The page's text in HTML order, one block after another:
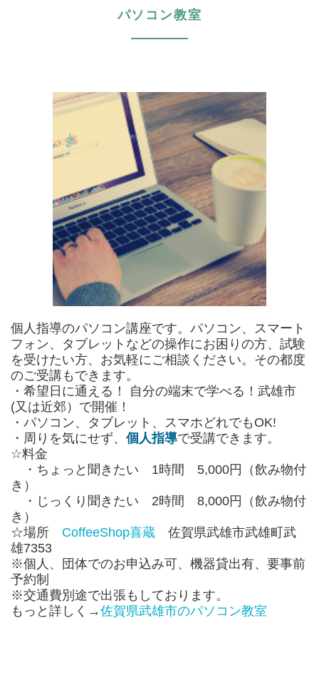
パソコン教室
個人指導のパソコン講座です。パソコン、スマート
フォン、タブレットなどの操作にお困りの方、試験
を受けたい方、お気軽にご相談ください。その都度
のご受講もできます。
・希望日に通える！ 自分の端末で学べる！武雄市
(又は近郊）で開催！
・パソコン、タブレット、スマホどれでもOK!
・周りを気にせず、 個人指導で受講できます。
☆料金
・ちょっと聞きたい 1時間 5,000円（飲み物付
き）
・じっくり聞きたい 2時間 8,000円（飲み物付
き）
☆場所 CoffeeShop喜蔵 佐賀県武雄市武雄町武
雄7353
※個人、団体でのお申込み可、機器貸出有、要事前
予約制
※交通費別途で出張もしております。
もっと詳しく→佐賀県武雄市のパソコン教室